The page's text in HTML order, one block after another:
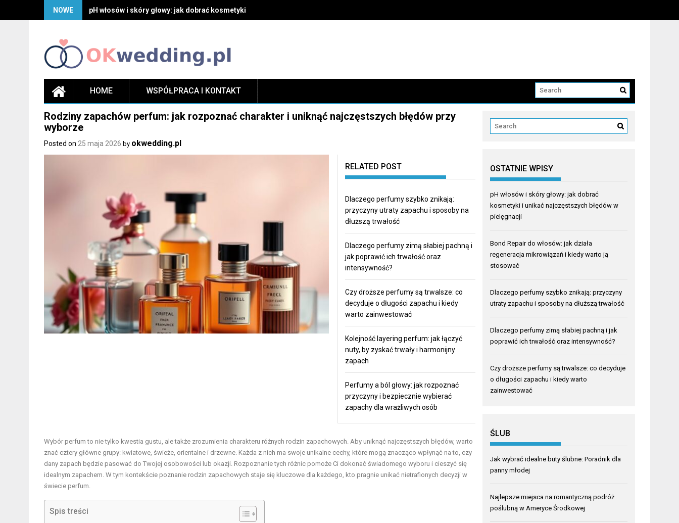
NOWE pH włosów i skóry głowy: jak dobrać kosmetyki i unikać najczęstszych błędów w pielęgnacji
HOME WSPÓŁPRACA I KONTAKT
Rodziny zapachów perfum: jak rozpoznać charakter i uniknąć najczęstszych błędów przy
wyborze
Posted on 25 maja 2026 by okwedding.pl
RELATED POST
Dlaczego perfumy szybko znikają:
przyczyny utraty zapachu i sposoby na
dłuższą trwałość
Dlaczego perfumy zimą słabiej pachną i
jak poprawić ich trwałość oraz
intensywność?
Czy droższe perfumy są trwalsze: co
decyduje o długości zapachu i kiedy
warto zainwestować
Kolejność layering perfum: jak łączyć
nuty, by zyskać trwały i harmonijny
zapach
Perfumy a ból głowy: jak rozpoznać
przyczyny i bezpiecznie wybierać
zapachy dla wrażliwych osób
Wybór perfum to nie tylko kwestia gustu, ale także zrozumienia charakteru różnych rodzin zapachowych. Aby uniknąć najczęstszych błędów, warto
znać cztery główne grupy: kwiatowe, świeże, orientalne i drzewne. Każda z nich ma swoje unikalne cechy, które mogą znacząco wpłynąć na to, czy
dany zapach będzie pasować do Twojej osobowości lub okazji. Rozpoznanie tych różnic pomoże Ci dokonać świadomego wyboru i cieszyć się
idealnym zapachem. W tym kontekście poznanie rodzin zapachowych staje się kluczowe dla każdego, kto pragnie unikać nietrafionych decyzji w
świecie perfum.
Spis treści
OSTATNIE WPISY
pH włosów i skóry głowy: jak dobrać
kosmetyki i unikać najczęstszych błędów w
pielęgnacji
Bond Repair do włosów: jak działa
regeneracja mikrowiązań i kiedy warto ją
stosować
Dlaczego perfumy szybko znikają: przyczyny
utraty zapachu i sposoby na dłuższą trwałość
Dlaczego perfumy zimą słabiej pachną i jak
poprawić ich trwałość oraz intensywność?
Czy droższe perfumy są trwalsze: co decyduje
o długości zapachu i kiedy warto
zainwestować
ŚLUB
Jak wybrać idealne buty ślubne: Poradnik dla
panny młodej
Najlepsze miejsca na romantyczną podróż
poślubną w Ameryce Środkowej